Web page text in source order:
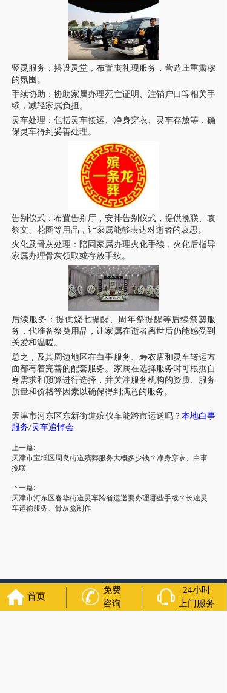
竖灵服务：搭设灵堂，布置丧礼现服务 ，营造庄重肃穆
的氛围。
手续协助：协助家属办理死亡证明、注销户口等相关手
续，减轻家属负担。
灵车处理：包括灵车接运、净身穿衣、 灵车存放等，确
保 灵车得到妥善处理。
告别仪式：布置告别厅，安排告别仪式，提供挽联、哀
祭文、花圈等用品，让家属能够表达对逝者的哀思。
火化及骨灰处理：陪同家属办理火化手续，火化后指导
家属办理骨灰领取或存放手续。
后续服务：提供烧七提醒、周年祭提醒等后续祭奠服
务，代准备祭奠用品，让家属在逝者离世后仍能感受到
关爱和温暖。
总之，及其周边地区在白事服务、寿衣店和 灵车转运方
面都有着完善的配套服务。家属在选择服务时可根据自
身需求和预算进行选择，并关注服务机构的资质、服务
质量和价格等因素以确保得到满意的服务。
天津市河东区 东新街道殡仪车能跨市运送吗？本地白事
服务/灵车追悼会
上一篇:
天津市宝坻区周良街道殡葬服务大概多少钱？净身穿衣、白事
挽联
下一篇:
天津市河东区春华街道灵车跨省运送要办理哪些手续？长途灵
车运输服务、骨灰盒制作
友情链接： 苏州丧葬公司 石家庄殡葬一条龙 长沙殡
南昌青山湖灵车转运 呼和浩特灵车出租公司哈尔
首页
免费
咨询
24小时
上门服务